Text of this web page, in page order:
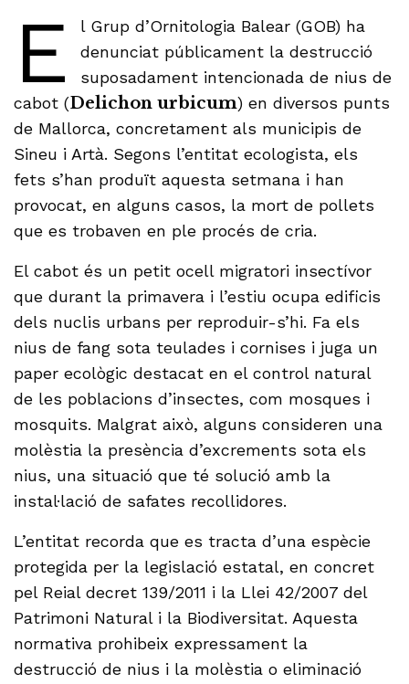
E
l Grup d’Ornitologia Balear (GOB) ha
denunciat públicament la destrucció
suposadament intencionada de nius de
cabot (Delichon urbicum) en diversos punts
de Mallorca, concretament als municipis de
Sineu i Artà. Segons l’entitat ecologista, els
fets s’han produït aquesta setmana i han
provocat, en alguns casos, la mort de pollets
que es trobaven en ple procés de cria.
El cabot és un petit ocell migratori insectívor
que durant la primavera i l’estiu ocupa edificis
dels nuclis urbans per reproduir-s’hi. Fa els
nius de fang sota teulades i cornises i juga un
paper ecològic destacat en el control natural
de les poblacions d’insectes, com mosques i
mosquits. Malgrat això, alguns consideren una
molèstia la presència d’excrements sota els
nius, una situació que té solució amb la
instal·lació de safates recollidores.
L’entitat recorda que es tracta d’una espècie
protegida per la legislació estatal, en concret
pel Reial decret 139/2011 i la Llei 42/2007 del
Patrimoni Natural i la Biodiversitat. Aquesta
normativa prohibeix expressament la
destrucció de nius i la molèstia o eliminació